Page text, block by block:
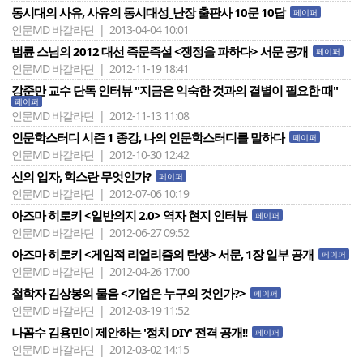
동시대의 사유, 사유의 동시대성_난장 출판사 10문 10답 페이퍼
인문MD 바갈라딘 | 2013-04-04 10:01
법륜 스님의 2012 대선 즉문즉설 <쟁정을 파하다> 서문 공개 페이퍼
인문MD 바갈라딘 | 2012-11-19 18:41
강준만 교수 단독 인터뷰 "지금은 익숙한 것과의 결별이 필요한 때"
페이퍼
인문MD 바갈라딘 | 2012-11-13 11:08
인문학스터디 시즌 1 종강, 나의 인문학스터디를 말하다 페이퍼
인문MD 바갈라딘 | 2012-10-30 12:42
신의 입자, 힉스란 무엇인가? 페이퍼
인문MD 바갈라딘 | 2012-07-06 10:19
아즈마 히로키 <일반의지 2.0> 역자 현지 인터뷰 페이퍼
인문MD 바갈라딘 | 2012-06-27 09:52
아즈마 히로키 <게임적 리얼리즘의 탄생> 서문, 1장 일부 공개 페이퍼
인문MD 바갈라딘 | 2012-04-26 17:00
철학자 김상봉의 물음 <기업은 누구의 것인가?> 페이퍼
인문MD 바갈라딘 | 2012-03-19 11:52
나꼼수 김용민이 제안하는 '정치 DIY' 전격 공개!! 페이퍼
인문MD 바갈라딘 | 2012-03-02 14:15